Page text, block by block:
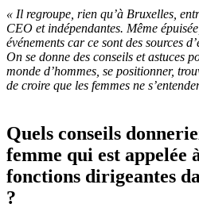
« Il regroupe, rien qu’à Bruxelles,
CEO et indépendantes. Même
événements car ce sont des sources
On se donne des conseils et astuces
monde d’hommes, se positionner,
de croire que les femmes ne
Quels conseils
femme qui est appelée
fonctions dirigeantes
?